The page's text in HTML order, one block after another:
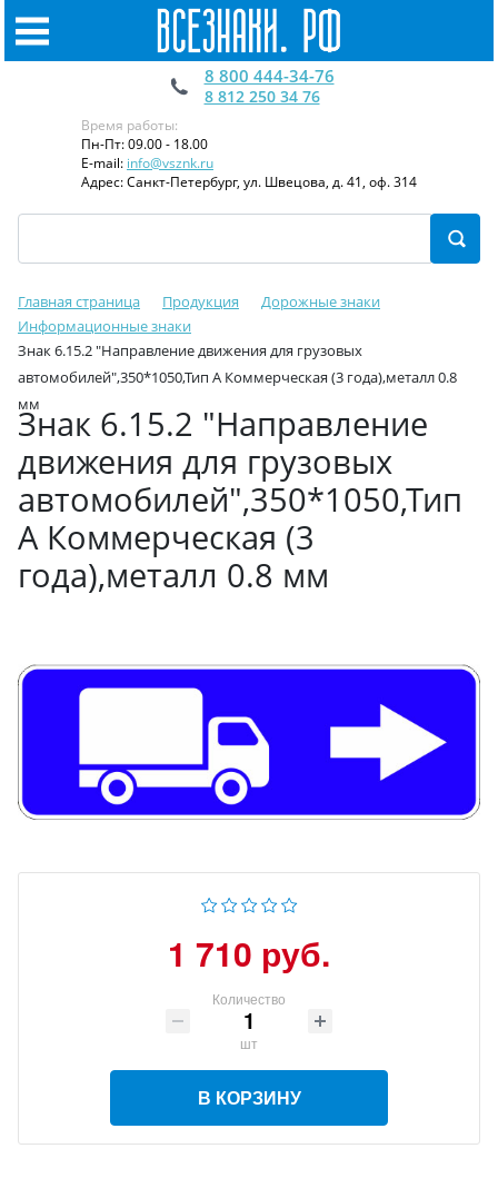
8 800 444-34-76
8 812 250 34 76
Время работы:
Пн-Пт: 09.00 - 18.00
E-mail: info@vsznk.ru
Адрес: Санкт-Петербург, ул. Швецова, д. 41, оф. 314
Главная страница Продукция
Дорожные знаки
Информационные знаки
Знак 6.15.2 "Направление движения для грузовых
автомобилей",350*1050,Тип А Коммерческая (3 года),металл 0.8
мм
Знак 6.15.2 "Направление
движения для грузовых
автомобилей",350*1050,Тип
А Коммерческая (3
года),металл 0.8 мм
1 710 руб.
Количество
шт
В КОРЗИНУ